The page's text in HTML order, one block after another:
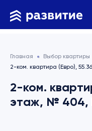
Главная
Выбор квартиры
2-ком. квартира (Евро),
2-ком.
этаж, № 404,